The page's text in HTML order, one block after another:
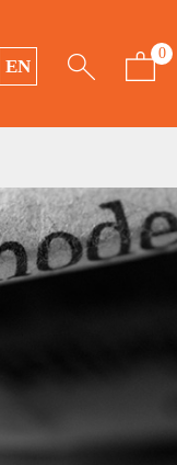
EN
0